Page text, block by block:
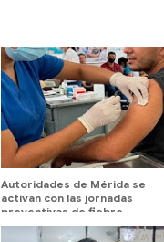
Autoridades de Mérida se
activan con las jornadas
preventivas de fiebre
amarilla